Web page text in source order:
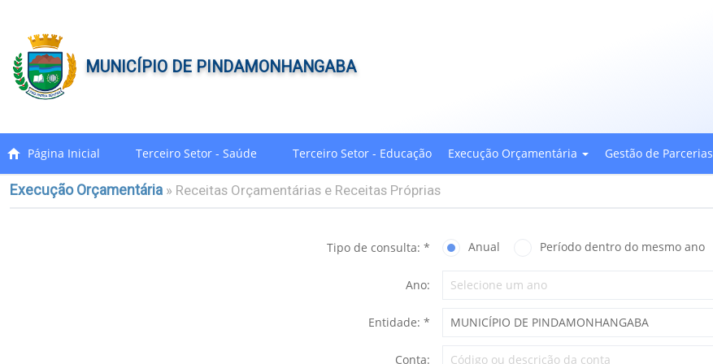
MUNICÍPIO DE PINDAMONHANGABA
Página Inicial Terceiro Setor - Saúde Terceiro Setor - Educação Execução Orçamentária Gestão de Parcerias
Execução Orçamentária Receitas Orçamentárias e Receitas Próprias
Tipo de consulta: * Anual Período dentro do mesmo ano
Ano:
Entidade: *
Conta: